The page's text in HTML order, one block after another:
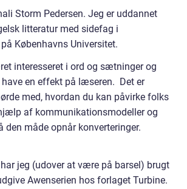
Storm Pedersen. Jeg er uddannet
litteratur med sidefag i
Københavns Universitet.
interesseret i ord og sætninger og
have en effekt på læseren. Det er
med, hvordan du kan påvirke folks
af kommunikationsmodeller og
den måde opnår konverteringer.
jeg (udover at være på barsel) brugt
Awenserien hos forlaget Turbine.